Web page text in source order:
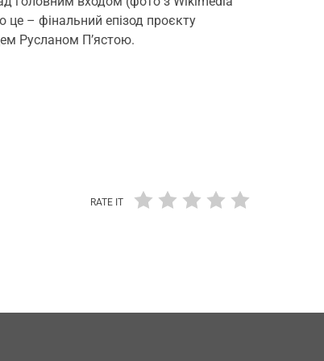
це – фінальний епізод проєкту
Русланом П’ястою.
RATE IT